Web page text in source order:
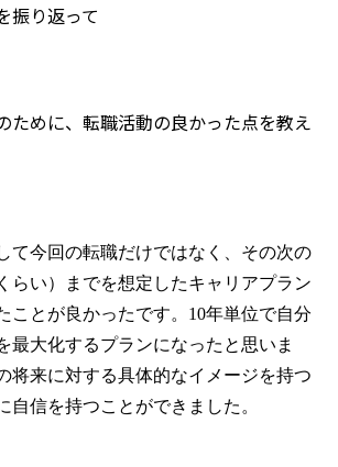
振り返って
ために、転職活動の良かった点を教え
て今回の転職だけではなく、その次の
らい）までを想定したキャリアプラン
ことが良かったです。10年単位で自分
最大化するプランになったと思いま
将来に対する具体的なイメージを持つ
自信を持つことができました。